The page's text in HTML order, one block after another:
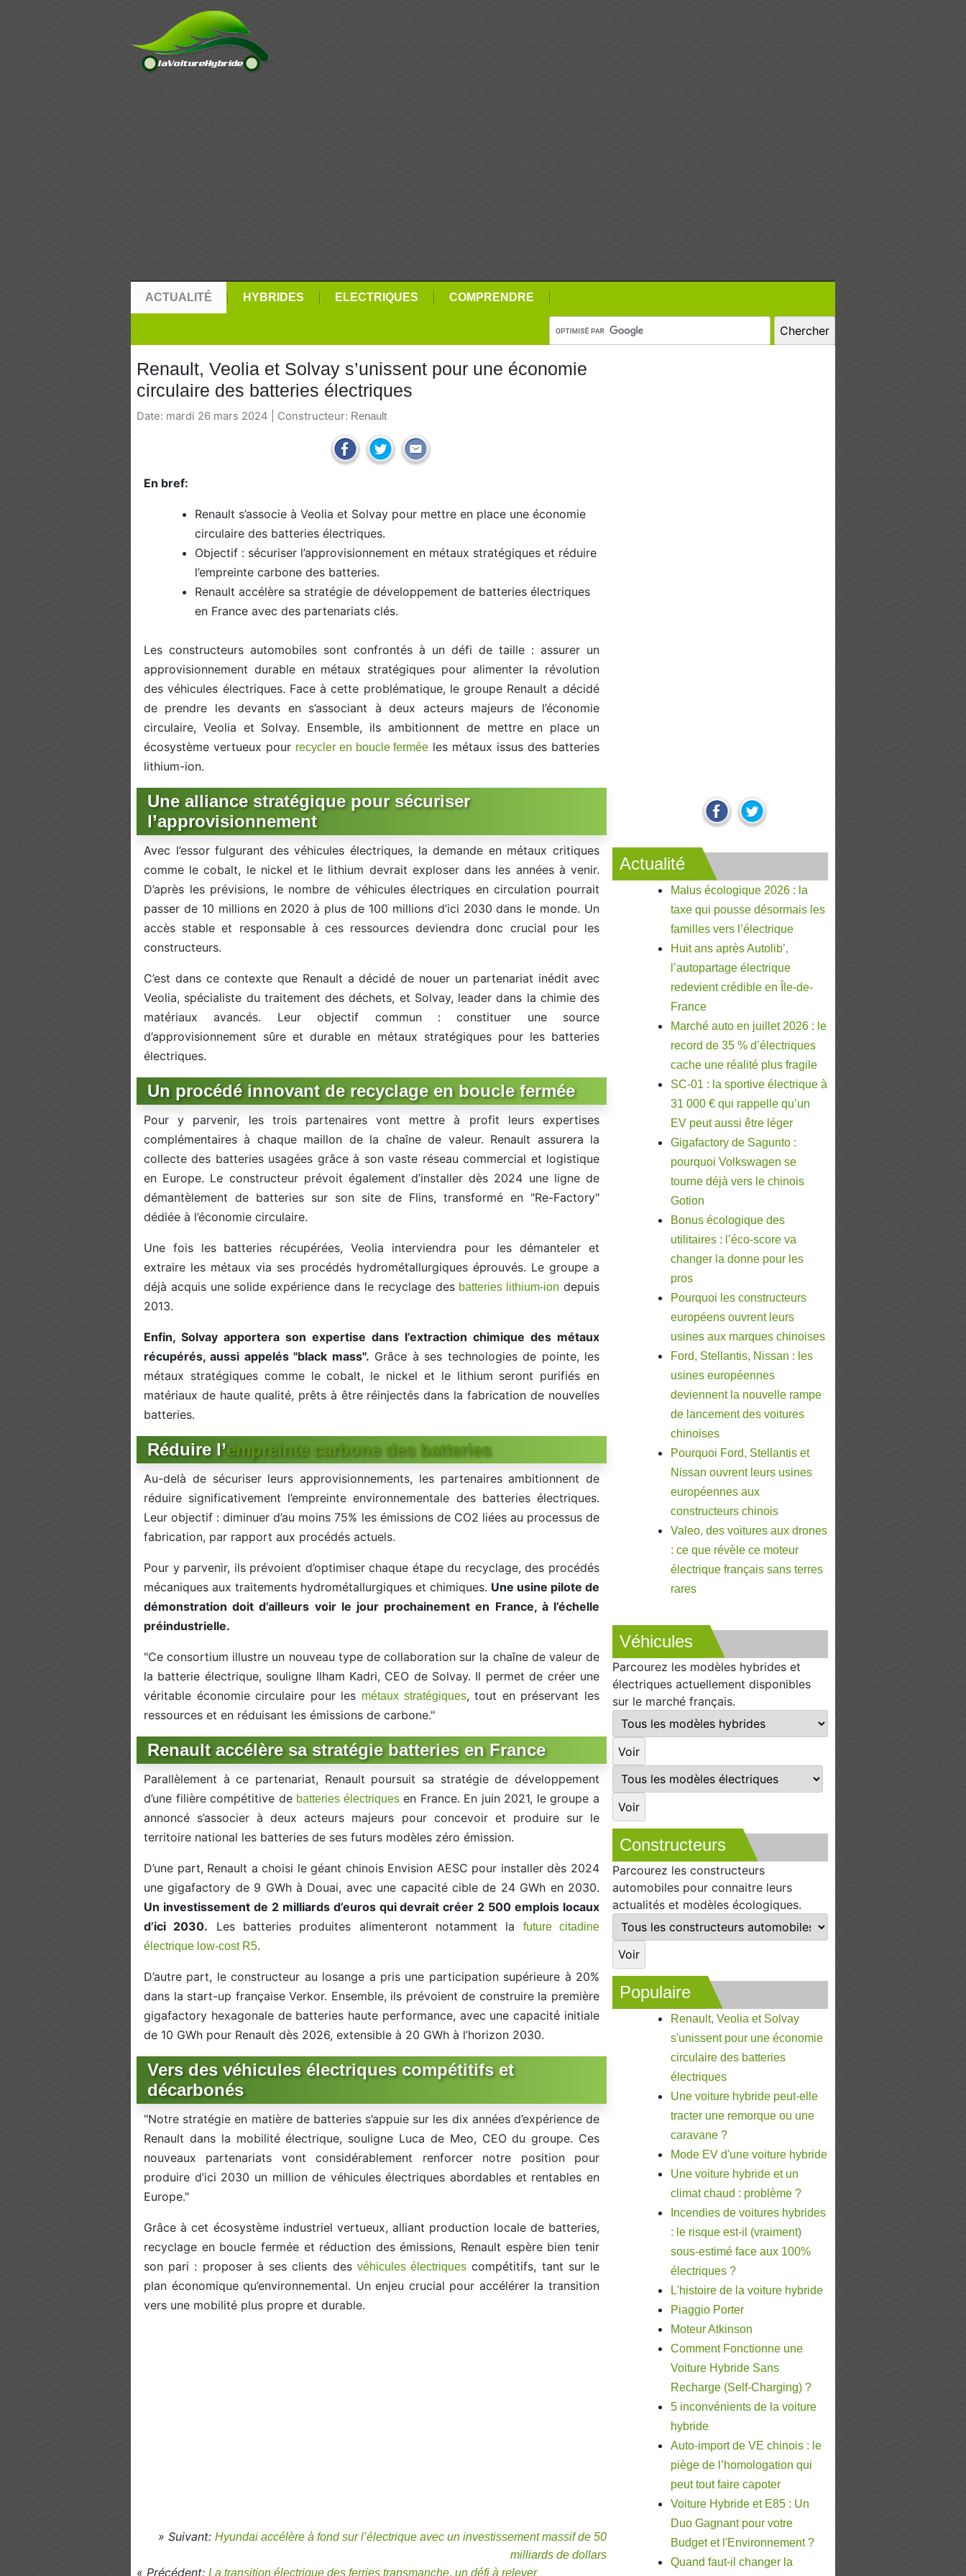
ACTUALITÉ HYBRIDES ELECTRIQUES COMPRENDRE
Renault, Veolia et Solvay s’unissent pour une économie
circulaire des batteries électriques
Date: mardi 26 mars 2024 | Constructeur: Renault
En bref:
Renault s’associe à Veolia et Solvay pour mettre en place une économie
circulaire des batteries électriques.
Objectif : sécuriser l’approvisionnement en métaux stratégiques et réduire
l’empreinte carbone des batteries.
Renault accélère sa stratégie de développement de batteries électriques
en France avec des partenariats clés.
Les constructeurs automobiles sont confrontés à un défi de taille : assurer un
approvisionnement durable en métaux stratégiques pour alimenter la révolution
des véhicules électriques. Face à cette problématique, le groupe Renault a décidé
de prendre les devants en s’associant à deux acteurs majeurs de l’économie
circulaire, Veolia et Solvay. Ensemble, ils ambitionnent de mettre en place un
écosystème vertueux pour recycler en boucle fermée les métaux issus des batteries
lithium-ion.
Une alliance stratégique pour sécuriser
l’approvisionnement
Avec l’essor fulgurant des véhicules électriques, la demande en métaux critiques
comme le cobalt, le nickel et le lithium devrait exploser dans les années à venir.
D’après les prévisions, le nombre de véhicules électriques en circulation pourrait
passer de 10 millions en 2020 à plus de 100 millions d’ici 2030 dans le monde. Un
accès stable et responsable à ces ressources deviendra donc crucial pour les
constructeurs.
C’est dans ce contexte que Renault a décidé de nouer un partenariat inédit avec
Veolia, spécialiste du traitement des déchets, et Solvay, leader dans la chimie des
matériaux avancés. Leur objectif commun : constituer une source
d’approvisionnement sûre et durable en métaux stratégiques pour les batteries
électriques.
Un procédé innovant de recyclage en boucle fermée
Pour y parvenir, les trois partenaires vont mettre à profit leurs expertises
complémentaires à chaque maillon de la chaîne de valeur. Renault assurera la
collecte des batteries usagées grâce à son vaste réseau commercial et logistique
en Europe. Le constructeur prévoit également d’installer dès 2024 une ligne de
démantèlement de batteries sur son site de Flins, transformé en "Re-Factory"
dédiée à l’économie circulaire.
Une fois les batteries récupérées, Veolia interviendra pour les démanteler et
extraire les métaux via ses procédés hydrométallurgiques éprouvés. Le groupe a
déjà acquis une solide expérience dans le recyclage des batteries lithium-ion depuis
2013.
Enfin, Solvay apportera son expertise dans l’extraction chimique des métaux
récupérés, aussi appelés "black mass". Grâce à ses technologies de pointe, les
métaux stratégiques comme le cobalt, le nickel et le lithium seront purifiés en
matériaux de haute qualité, prêts à être réinjectés dans la fabrication de nouvelles
batteries.
Réduire l’empreinte carbone des batteries
Au-delà de sécuriser leurs approvisionnements, les partenaires ambitionnent de
réduire significativement l’empreinte environnementale des batteries électriques.
Leur objectif : diminuer d’au moins 75% les émissions de CO2 liées au processus de
fabrication, par rapport aux procédés actuels.
Pour y parvenir, ils prévoient d’optimiser chaque étape du recyclage, des procédés
mécaniques aux traitements hydrométallurgiques et chimiques. Une usine pilote de
démonstration doit d’ailleurs voir le jour prochainement en France, à l’échelle
préindustrielle.
"Ce consortium illustre un nouveau type de collaboration sur la chaîne de valeur de
la batterie électrique, souligne Ilham Kadri, CEO de Solvay. Il permet de créer une
véritable économie circulaire pour les métaux stratégiques, tout en préservant les
ressources et en réduisant les émissions de carbone."
Renault accélère sa stratégie batteries en France
Parallèlement à ce partenariat, Renault poursuit sa stratégie de développement
d’une filière compétitive de batteries électriquesen France. En juin 2021, le groupe a
annoncé s’associer à deux acteurs majeurs pour concevoir et produire sur le
territoire national les batteries de ses futurs modèles zéro émission.
D’une part, Renault a choisi le géant chinois Envision AESC pour installer dès 2024
une gigafactory de 9 GWh à Douai, avec une capacité cible de 24 GWh en 2030.
Un investissement de 2 milliards d’euros qui devrait créer 2 500 emplois locaux
d’ici 2030. Les batteries produites alimenteront notamment la
future citadine
électrique low-cost R5.
D’autre part, le constructeur au losange a pris une participation supérieure à 20%
dans la start-up française Verkor. Ensemble, ils prévoient de construire la première
gigafactory hexagonale de batteries haute performance, avec une capacité initiale
de 10 GWh pour Renault dès 2026, extensible à 20 GWh à l’horizon 2030.
Vers des véhicules électriques compétitifs et
décarbonés
"Notre stratégie en matière de batteries s’appuie sur les dix années d’expérience de
Renault dans la mobilité électrique, souligne Luca de Meo, CEO du groupe. Ces
nouveaux partenariats vont considérablement renforcer notre position pour
produire d’ici 2030 un million de véhicules électriques abordables et rentables en
Europe."
Grâce à cet écosystème industriel vertueux, alliant production locale de batteries,
recyclage en boucle fermée et réduction des émissions, Renault espère bien tenir
son pari : proposer à ses clients des véhicules électriques compétitifs, tant sur le
plan économique qu’environnemental. Un enjeu crucial pour accélérer la transition
vers une mobilité plus propre et durable.
» Suivant: Hyundai accélère à fond sur l’électrique avec un investissement massif de 50
milliards de dollars
« Précédent: La transition électrique des ferries transmanche, un défi à relever
Actualité
Malus écologique 2026 : la
taxe qui pousse désormais les
familles vers l’électrique
Huit ans après Autolib’,
l’autopartage électrique
redevient crédible en Île-de-
France
Marché auto en juillet 2026 : le
record de 35 % d’électriques
cache une réalité plus fragile
SC-01 : la sportive électrique à
31 000 € qui rappelle qu’un
EV peut aussi être léger
Gigafactory de Sagunto :
pourquoi Volkswagen se
tourne déjà vers le chinois
Gotion
Bonus écologique des
utilitaires : l’éco-score va
changer la donne pour les
pros
Pourquoi les constructeurs
européens ouvrent leurs
usines aux marques chinoises
Ford, Stellantis, Nissan : les
usines européennes
deviennent la nouvelle rampe
de lancement des voitures
chinoises
Pourquoi Ford, Stellantis et
Nissan ouvrent leurs usines
européennes aux
constructeurs chinois
Valeo, des voitures aux drones
: ce que révèle ce moteur
électrique français sans terres
rares
Véhicules
Parcourez les modèles hybrides et
électriques actuellement disponibles
sur le marché français.
Constructeurs
Parcourez les constructeurs
automobiles pour connaitre leurs
actualités et modèles écologiques.
Populaire
Renault, Veolia et Solvay
s'unissent pour une économie
circulaire des batteries
électriques
Une voiture hybride peut-elle
tracter une remorque ou une
caravane ?
Mode EV d'une voiture hybride
Une voiture hybride et un
climat chaud : problème ?
Incendies de voitures hybrides
: le risque est-il (vraiment)
sous-estimé face aux 100%
électriques ?
L'histoire de la voiture hybride
Piaggio Porter
Moteur Atkinson
Comment Fonctionne une
Voiture Hybride Sans
Recharge (Self-Charging) ?
5 inconvénients de la voiture
hybride
Auto-import de VE chinois : le
piège de l’homologation qui
peut tout faire capoter
Voiture Hybride et E85 : Un
Duo Gagnant pour votre
Budget et l'Environnement ?
Quand faut-il changer la